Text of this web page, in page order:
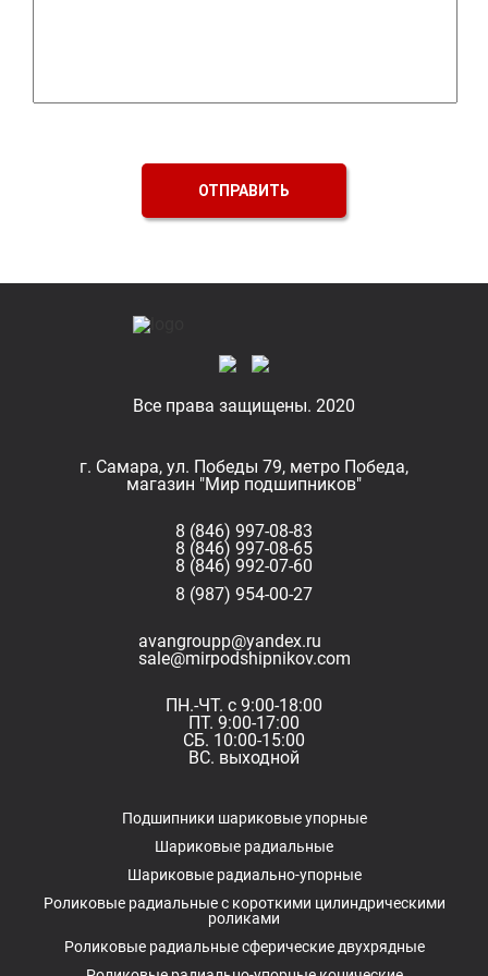
ОТПРАВИТЬ
Все права защищены. 2020
г. Самара, ул. Победы 79, метро Победа,
магазин "Мир подшипников"
8 (846) 997-08-83
8 (846) 997-08-65
8 (846) 992-07-60
8 (987) 954-00-27
avangroupp@yandex.ru
sale@mirpodshipnikov.com
ПН.-ЧТ. с 9:00-18:00
ПТ. 9:00-17:00
СБ. 10:00-15:00
ВС. выходной
Подшипники шариковые упорные
Шариковые радиальные
Шариковые радиально-упорные
Роликовые радиальные с короткими цилиндрическими
роликами
Роликовые радиальные сферические двухрядные